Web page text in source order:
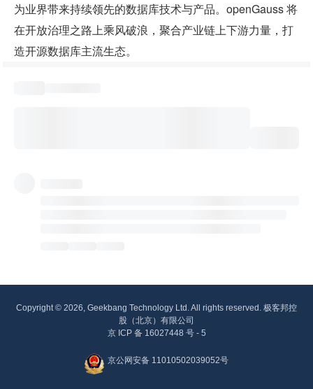
为业界带来持续领先的数据库技术与产品。openGauss 将
在开放治理之路上乘风破浪，聚合产业链上下游力量，打
造开源数据库主流生态。
Copyright © 2026, Geekbang Technology Ltd. All rights reserved. 极客邦控
股（北京）有限公司
京 ICP 备 16027448 号 - 5
京公网安备 11010502039052号